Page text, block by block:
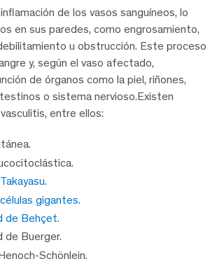
de los vasos sanguíneos, lo
en sus paredes, como engrosamiento,
u obstrucción. Este proceso
y, según el vaso afectado,
de órganos como la piel, riñones,
o sistema nervioso.Existen
entre ellos:
gigantes.
de Behçet.
de Buerger.
Schönlein.